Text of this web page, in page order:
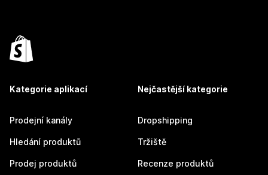
Kategorie aplikací
Prodejní kanály
Hledání produktů
Prodej produktů
Nejčastější kategorie
Dropshipping
Tržiště
Recenze produktů